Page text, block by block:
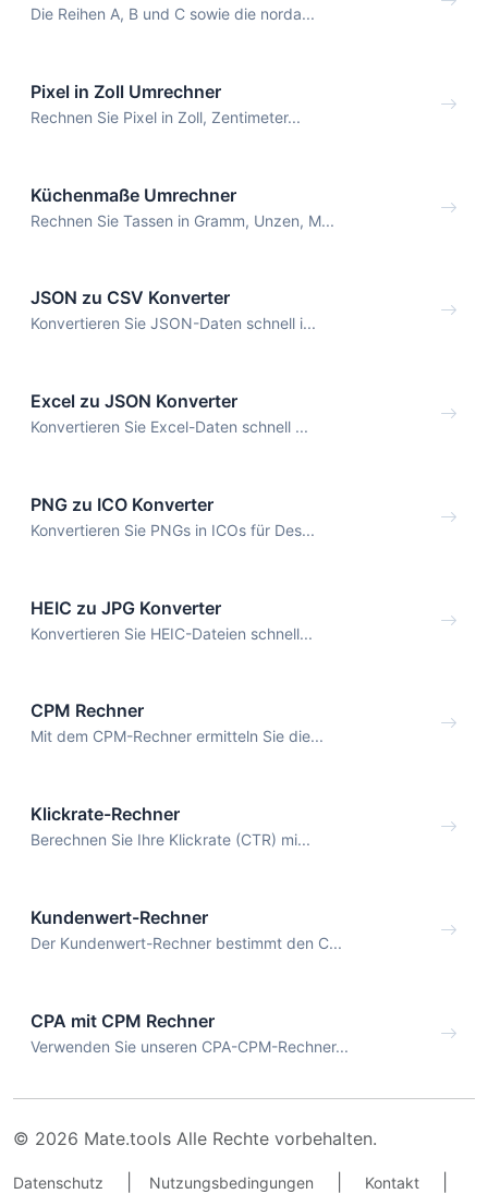
Die Reihen A, B und C sowie die norda...
Pixel in Zoll Umrechner
Rechnen Sie Pixel in Zoll, Zentimeter...
Küchenmaße Umrechner
Rechnen Sie Tassen in Gramm, Unzen, M...
JSON zu CSV Konverter
Konvertieren Sie JSON-Daten schnell i...
Excel zu JSON Konverter
Konvertieren Sie Excel-Daten schnell ...
PNG zu ICO Konverter
Konvertieren Sie PNGs in ICOs für Des...
HEIC zu JPG Konverter
Konvertieren Sie HEIC-Dateien schnell...
CPM Rechner
Mit dem CPM-Rechner ermitteln Sie die...
Klickrate-Rechner
Berechnen Sie Ihre Klickrate (CTR) mi...
Kundenwert-Rechner
Der Kundenwert-Rechner bestimmt den C...
CPA mit CPM Rechner
Verwenden Sie unseren CPA-CPM-Rechner...
© 2026 Mate.tools Alle Rechte vorbehalten.
Datenschutz Nutzungsbedingungen Kontakt